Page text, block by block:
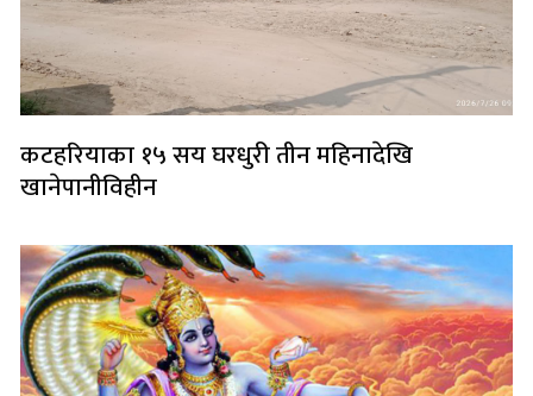
कटहरियाका १५ सय घरधुरी तीन महिनादेखि
खानेपानीविहीन